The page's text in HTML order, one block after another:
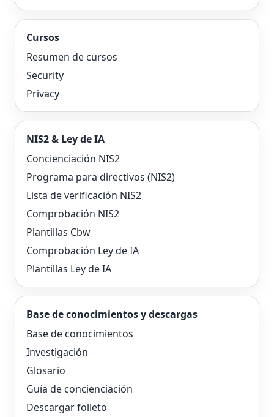
Cursos
Resumen de cursos
Security
Privacy
NIS2 & Ley de IA
Concienciación NIS2
Programa para directivos (NIS2)
Lista de verificación NIS2
Comprobación NIS2
Plantillas Cbw
Comprobación Ley de IA
Plantillas Ley de IA
Base de conocimientos y descargas
Base de conocimientos
Investigación
Glosario
Guía de concienciación
Descargar folleto